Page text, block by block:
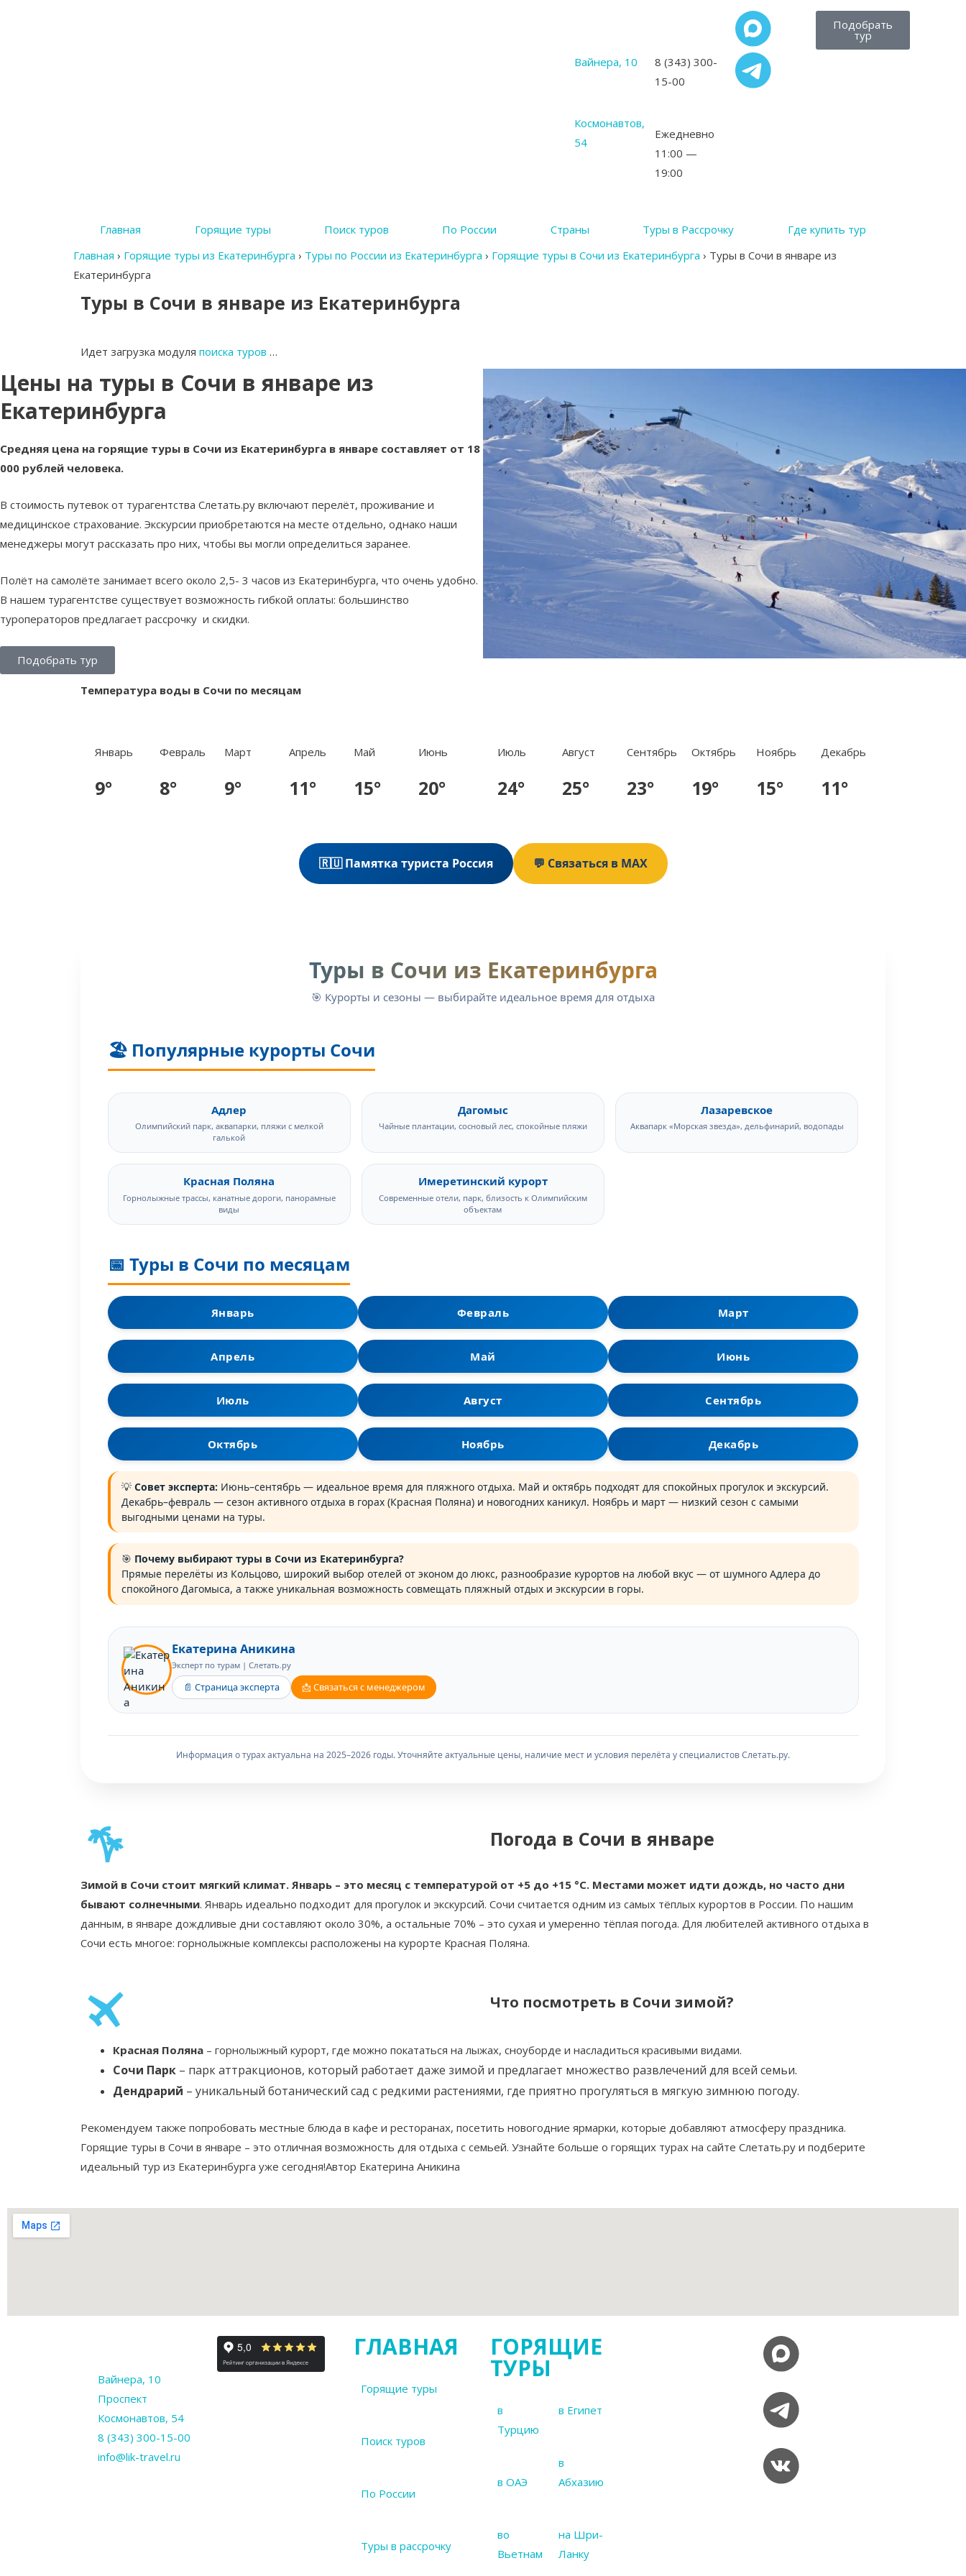
Вайнера, 10
Космонавтов,
54
8 (343) 300-
15-00
Ежедневно
11:00 —
19:00
Подобрать
тур
Главная Горящие туры Поиск туров По России Страны Туры в Рассрочку
Где купить тур
Главная › Горящие туры из Екатеринбурга › Туры по России из Екатеринбурга › Горящие туры в Сочи из Екатеринбурга › Туры в Сочи в январе из
Екатеринбурга
Туры в Сочи в январе из Екатеринбурга
Идет загрузка модуля поиска туров …
Цены на туры в Сочи в январе из
Екатеринбурга
Средняя цена на горящие туры в Сочи из Екатеринбурга в январе составляет от 18
000 рублей человека.
В стоимость путевок от турагентства Слетать.ру включают перелёт, проживание и
медицинское страхование. Экскурсии приобретаются на месте отдельно, однако наши
менеджеры могут рассказать про них, чтобы вы могли определиться заранее.
Полёт на самолёте занимает всего около 2,5- 3 часов из Екатеринбурга, что очень удобно.
В нашем турагентстве существует возможность гибкой оплаты: большинство
туроператоров предлагает рассрочку и скидки.
Подобрать тур
Температура воды в Сочи по месяцам
Январь
9°
Февраль
8°
Март
9°
Апрель
11°
Май
15°
Июнь
20°
Июль
24°
Август
25°
Сентябрь
23°
Октябрь
19°
Ноябрь
15°
Декабрь
11°
🇷🇺 Памятка туриста Россия 💬 Связаться в MAX
Туры в Сочи из Екатеринбурга
🎯 Курорты и сезоны — выбирайте идеальное время для отдыха
🏖️ Популярные курорты Сочи
Адлер
Олимпийский парк, аквапарки, пляжи с мелкой
галькой
Дагомыс
Чайные плантации, сосновый лес, спокойные пляжи
Лазаревское
Аквапарк «Морская звезда», дельфинарий, водопады
Красная Поляна
Горнолыжные трассы, канатные дороги, панорамные
виды
Имеретинский курорт
Современные отели, парк, близость к Олимпийским
объектам
📅 Туры в Сочи по месяцам
Январь Февраль Март
Апрель Май Июнь
Июль Август Сентябрь
Октябрь Ноябрь Декабрь
💡 Совет эксперта: Июнь–сентябрь — идеальное время для пляжного отдыха. Май и октябрь подходят для спокойных прогулок и экскурсий.
Декабрь–февраль — сезон активного отдыха в горах (Красная Поляна) и новогодних каникул. Ноябрь и март — низкий сезон с самыми
выгодными ценами на туры.
🎯 Почему выбирают туры в Сочи из Екатеринбурга?
Прямые перелёты из Кольцово, широкий выбор отелей от эконом до люкс, разнообразие курортов на любой вкус — от шумного Адлера до
спокойного Дагомыса, а также уникальная возможность совмещать пляжный отдых и экскурсии в горы.
Екатерина Аникина
Эксперт по турам | Слетать.ру
📄 Страница эксперта 📩 Связаться с менеджером
Информация о турах актуальна на 2025–2026 годы. Уточняйте актуальные цены, наличие мест и условия перелёта у специалистов Слетать.ру.
Погода в Сочи в январе
Зимой в Сочи стоит мягкий климат. Январь – это месяц с температурой от +5 до +15 °C. Местами может идти дождь, но часто дни
бывают солнечными. Январь идеально подходит для прогулок и экскурсий. Сочи считается одним из самых тёплых курортов в России. По нашим
данным, в январе дождливые дни составляют около 30%, а остальные 70% – это сухая и умеренно тёплая погода. Для любителей активного отдыха в
Сочи есть многое: горнолыжные комплексы расположены на курорте Красная Поляна.
Что посмотреть в Сочи зимой?
Красная Поляна – горнолыжный курорт, где можно покататься на лыжах, сноуборде и насладиться красивыми видами.
Сочи Парк – парк аттракционов, который работает даже зимой и предлагает множество развлечений для всей семьи.
Дендрарий – уникальный ботанический сад с редкими растениями, где приятно прогуляться в мягкую зимнюю погоду.
Рекомендуем также попробовать местные блюда в кафе и ресторанах, посетить новогодние ярмарки, которые добавляют атмосферу праздника.
Горящие туры в Сочи в январе – это отличная возможность для отдыха с семьей. Узнайте больше о горящих турах на сайте Слетать.ру и подберите
идеальный тур из Екатеринбурга уже сегодня!Автор Екатерина Аникина
Вайнера, 10
Проспект
Космонавтов, 54
8 (343) 300-15-00
info@lik-travel.ru
ГЛАВНАЯ
Горящие туры
Поиск туров
По России
Туры в рассрочку
ГОРЯЩИЕ
ТУРЫ
в
Турцию
в ОАЭ
во
Вьетнам
в Египет
в
Абхазию
на Шри-
Ланку